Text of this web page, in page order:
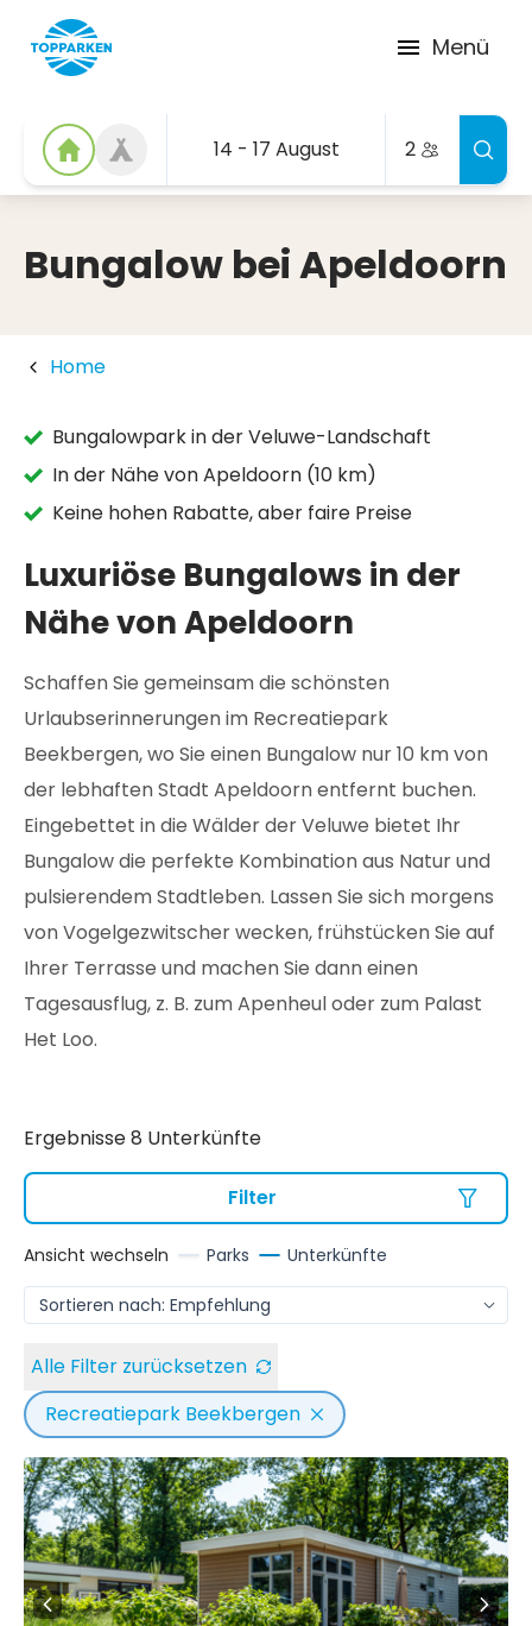
Menü
14 - 17 August 2
Bungalow bei Apeldoorn
Home
Bungalowpark in der Veluwe-Landschaft
In der Nähe von Apeldoorn (10 km)
Keine hohen Rabatte, aber faire Preise
Luxuriöse Bungalows in der
Nähe von Apeldoorn
Schaffen Sie gemeinsam die schönsten
Urlaubserinnerungen im Recreatiepark
Beekbergen, wo Sie einen Bungalow nur 10 km von
der lebhaften Stadt Apeldoorn entfernt buchen.
Eingebettet in die Wälder der Veluwe bietet Ihr
Bungalow die perfekte Kombination aus Natur und
pulsierendem Stadtleben. Lassen Sie sich morgens
von Vogelgezwitscher wecken, frühstücken Sie auf
Ihrer Terrasse und machen Sie dann einen
Tagesausflug, z. B. zum Apenheul oder zum Palast
Het Loo.
Ergebnisse 8 Unterkünfte
Filter
Ansicht wechseln Parks Unterkünfte
Alle Filter zurücksetzen
Recreatiepark Beekbergen